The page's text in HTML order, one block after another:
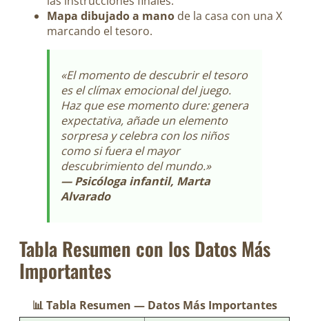
Mapa dibujado a mano de la casa con una X
marcando el tesoro.
«El momento de descubrir el tesoro
es el clímax emocional del juego.
Haz que ese momento dure: genera
expectativa, añade un elemento
sorpresa y celebra con los niños
como si fuera el mayor
descubrimiento del mundo.»
— Psicóloga infantil, Marta
Alvarado
Tabla Resumen con los Datos Más
Importantes
📊 Tabla Resumen — Datos Más Importantes